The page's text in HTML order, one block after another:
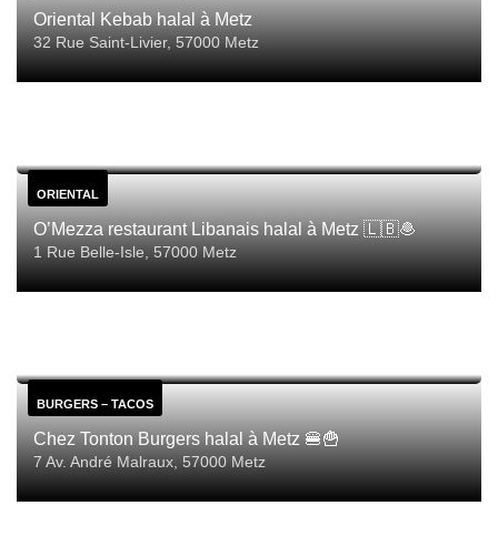
Oriental Kebab halal à Metz
32 Rue Saint-Livier, 57000 Metz
ORIENTAL
O’Mezza restaurant Libanais halal à Metz 🇱🇧🧆
1 Rue Belle-Isle, 57000 Metz
BURGERS – TACOS
Chez Tonton Burgers halal à Metz 🍔🍟
7 Av. André Malraux, 57000 Metz